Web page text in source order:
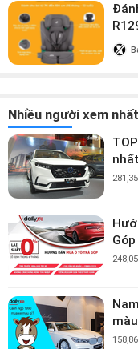
triệu?
Nhiều người xem nhất